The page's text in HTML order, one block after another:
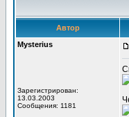
Автор
Mysterius
Зарегистрирован:
13.03.2003
Сообщения: 1181